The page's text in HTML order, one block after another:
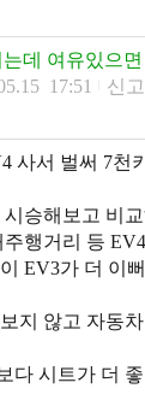
는데 여유있으
17:51 신고
사서 벌써 7천
시승해보고 비
행거리 등
EV3가 더 이
지 않고 자동
다 시트가 더